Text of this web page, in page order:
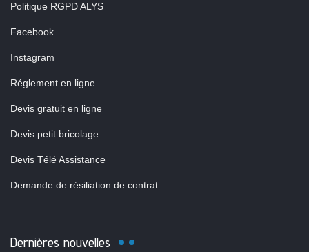
Politique RGPD ALYS
Facebook
Instagram
Réglement en ligne
Devis gratuit en ligne
Devis petit bricolage
Devis Télé Assistance
Demande de résiliation de contrat
Dernières nouvelles